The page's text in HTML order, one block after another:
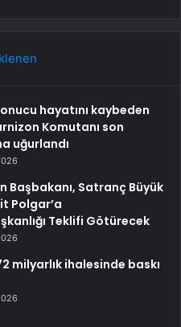
hayatını kaybeden
Komutanı son
uğurlandı
Başbakanı, Satranç Büyük
Polgar’a
Teklifi Götürecek
milyarlık ihalesinde baskı